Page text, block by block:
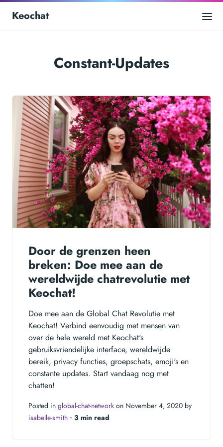
Keochat
Constant-Updates
Door de grenzen heen
breken: Doe mee aan de
wereldwijde chatrevolutie met
Keochat!
Doe mee aan de Global Chat Revolutie met
Keochat! Verbind eenvoudig met mensen van
over de hele wereld met Keochat's
gebruiksvriendelijke interface, wereldwijde
bereik, privacy functies, groepschats, emoji's en
constante updates. Start vandaag nog met
chatten!
Posted in global-chat-network on November 4, 2020 by
isabelle-smith ‐ 3 min read